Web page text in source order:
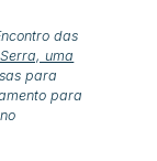
das
uma
para
para